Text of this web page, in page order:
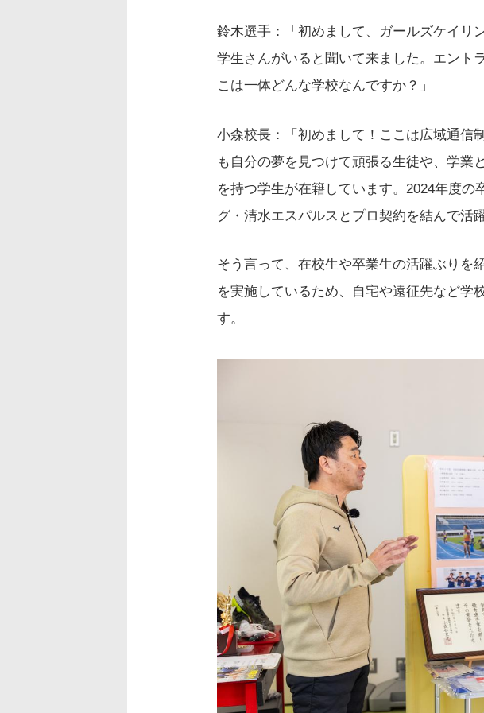
鈴木選手：「初めまして、ガールズケイリ
学生さんがいると聞いて来ました。エント
こは一体どんな学校なんですか？」
小森校長：「初めまして！ここは広域通信
も自分の夢を見つけて頑張る生徒や、学業
を持つ学生が在籍しています。2024年度
グ・清水エスパルスとプロ契約を結んで活
そう言って、在校生や卒業生の活躍ぶりを
を実施しているため、自宅や遠征先など学
す。